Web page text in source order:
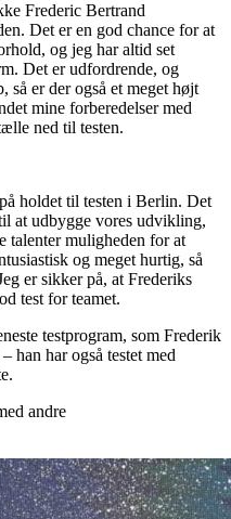
Frederic Bertrand
Det er en god chance for at
og jeg har altid set
Det er udfordrende, og
så er der også et meget højt
mine forberedelser med
ned til testen.
holdet til testen i Berlin. Det
at udbygge vores udvikling,
talenter muligheden for at
og meget hurtig, så
er sikker på, at Frederiks
test for teamet.
testprogram, som Frederik
han har også testet med
andre